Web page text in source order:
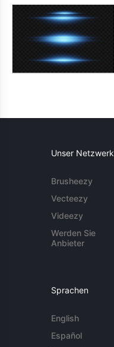
Unser Netzwerk
Brusheezy
Vecteezy
Videezy
Werden Sie
Anbieter
Sprachen
English
Español